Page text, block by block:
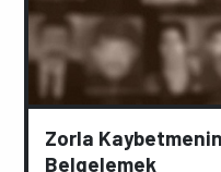
Zorla
Belgelemek